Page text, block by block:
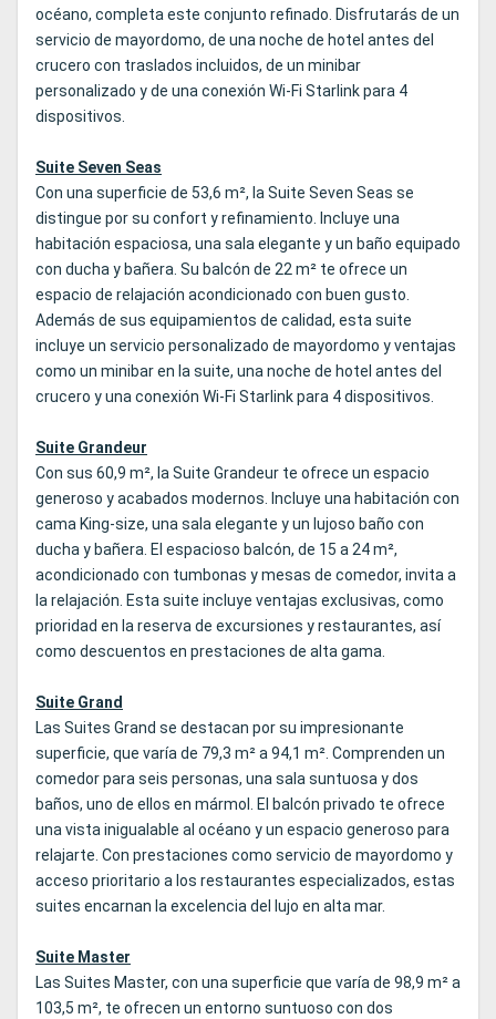
océano, completa este conjunto refinado. Disfrutarás de un
servicio de mayordomo, de una noche de hotel antes del
crucero con traslados incluidos, de un minibar
personalizado y de una conexión Wi‑Fi Starlink para 4
dispositivos.
Suite Seven Seas
Con una superficie de 53,6 m², la Suite Seven Seas se
distingue por su confort y refinamiento. Incluye una
habitación espaciosa, una sala elegante y un baño equipado
con ducha y bañera. Su balcón de 22 m² te ofrece un
espacio de relajación acondicionado con buen gusto.
Además de sus equipamientos de calidad, esta suite
incluye un servicio personalizado de mayordomo y ventajas
como un minibar en la suite, una noche de hotel antes del
crucero y una conexión Wi‑Fi Starlink para 4 dispositivos.
Suite Grandeur
Con sus 60,9 m², la Suite Grandeur te ofrece un espacio
generoso y acabados modernos. Incluye una habitación con
cama King‑size, una sala elegante y un lujoso baño con
ducha y bañera. El espacioso balcón, de 15 a 24 m²,
acondicionado con tumbonas y mesas de comedor, invita a
la relajación. Esta suite incluye ventajas exclusivas, como
prioridad en la reserva de excursiones y restaurantes, así
como descuentos en prestaciones de alta gama.
Suite Grand
Las Suites Grand se destacan por su impresionante
superficie, que varía de 79,3 m² a 94,1 m². Comprenden un
comedor para seis personas, una sala suntuosa y dos
baños, uno de ellos en mármol. El balcón privado te ofrece
una vista inigualable al océano y un espacio generoso para
relajarte. Con prestaciones como servicio de mayordomo y
acceso prioritario a los restaurantes especializados, estas
suites encarnan la excelencia del lujo en alta mar.
Suite Master
Las Suites Master, con una superficie que varía de 98,9 m² a
103,5 m², te ofrecen un entorno suntuoso con dos